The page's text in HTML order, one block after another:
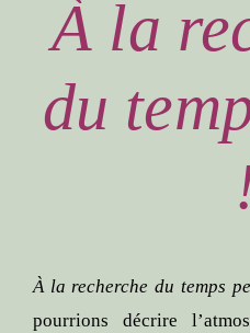
À la
du
À la recherche du temps
pourrions décrire